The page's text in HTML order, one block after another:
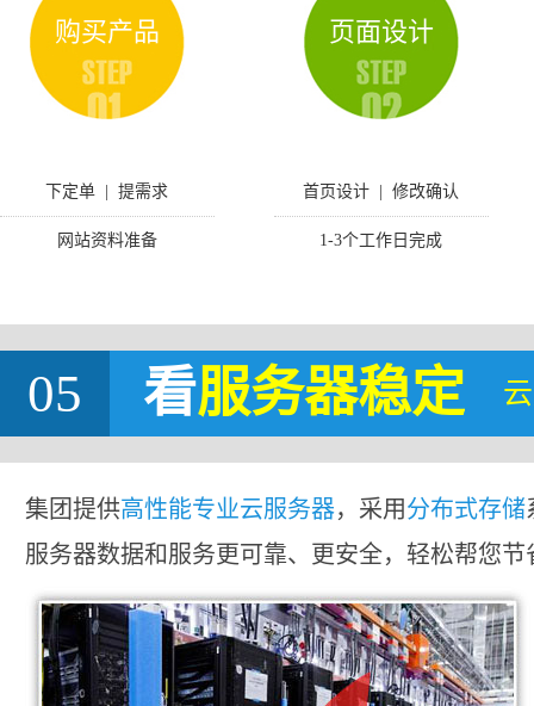
购买产品
下定单 | 提需求
网站资料准备
页面设计
首页设计 | 修改确认
1-3个工作日完成
05 看服务器稳定
集团提供高性能专业云服务器，采用分布式存储
服务器数据和服务更可靠、更安全，轻松帮您节